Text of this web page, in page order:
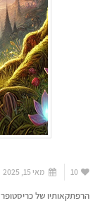
10 מאי 15, 2025
הרפתקאותיו של